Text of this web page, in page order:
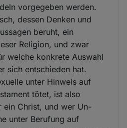
vorgegeben werden.
dessen Denken und
beruht, ein
Religion, und zwar
welche konkrete Auswahl
sich entschieden hat.
unter Hinweis auf
tötet, ist also
ein Christ, und wer Un-
unter Berufung auf